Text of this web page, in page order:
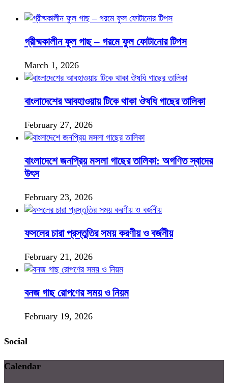
গ্রীষ্মকালীন ফুল গাছ – গরমে ফুল ফোটানোর টিপস
March 1, 2026
বাংলাদেশের আবহাওয়ায় টিকে থাকা ঔষধি গাছের তালিকা
February 27, 2026
বাংলাদেশে জনপ্রিয় মসলা গাছের তালিকা: অগণিত স্বাদের
উৎস
February 23, 2026
ফসলের চারা প্রস্তুতির সময় করণীয় ও বর্জনীয়
February 21, 2026
বনজ গাছ রোপণের সময় ও নিয়ম
February 19, 2026
Social
Calendar